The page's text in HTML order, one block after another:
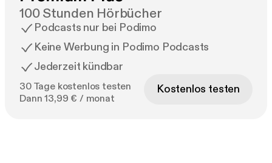
100 Stunden Hörbücher
Podcasts nur bei Podimo
Keine Werbung in Podimo Podcasts
Jederzeit kündbar
30 Tage kostenlos testen
Dann 13,99 € / monat
Kostenlos testen